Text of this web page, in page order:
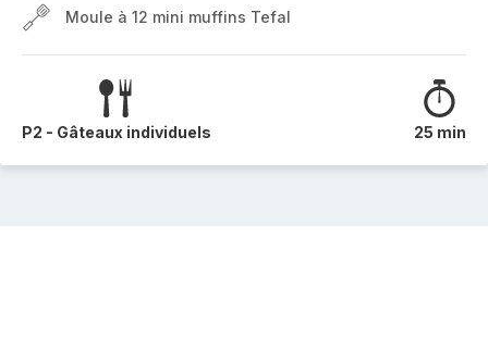
Moule à 12 mini muffins Tefal
P2 - Gâteaux individuels 25 min